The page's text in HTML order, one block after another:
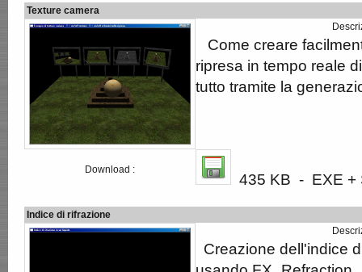
Texture camera
Come creare
ripresa in tempo reale
tutto tramite la
Download :
435 KB - EXE +
Indice di rifrazione
Creazione dell'indice